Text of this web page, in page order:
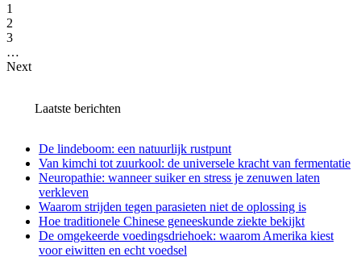
1
2
3
…
Next
Laatste berichten
De lindeboom: een natuurlijk rustpunt
Van kimchi tot zuurkool: de universele kracht van fermentatie
Neuropathie: wanneer suiker en stress je zenuwen laten
verkleven
Waarom strijden tegen parasieten niet de oplossing is
Hoe traditionele Chinese geneeskunde ziekte bekijkt
De omgekeerde voedingsdriehoek: waarom Amerika kiest
voor eiwitten en echt voedsel